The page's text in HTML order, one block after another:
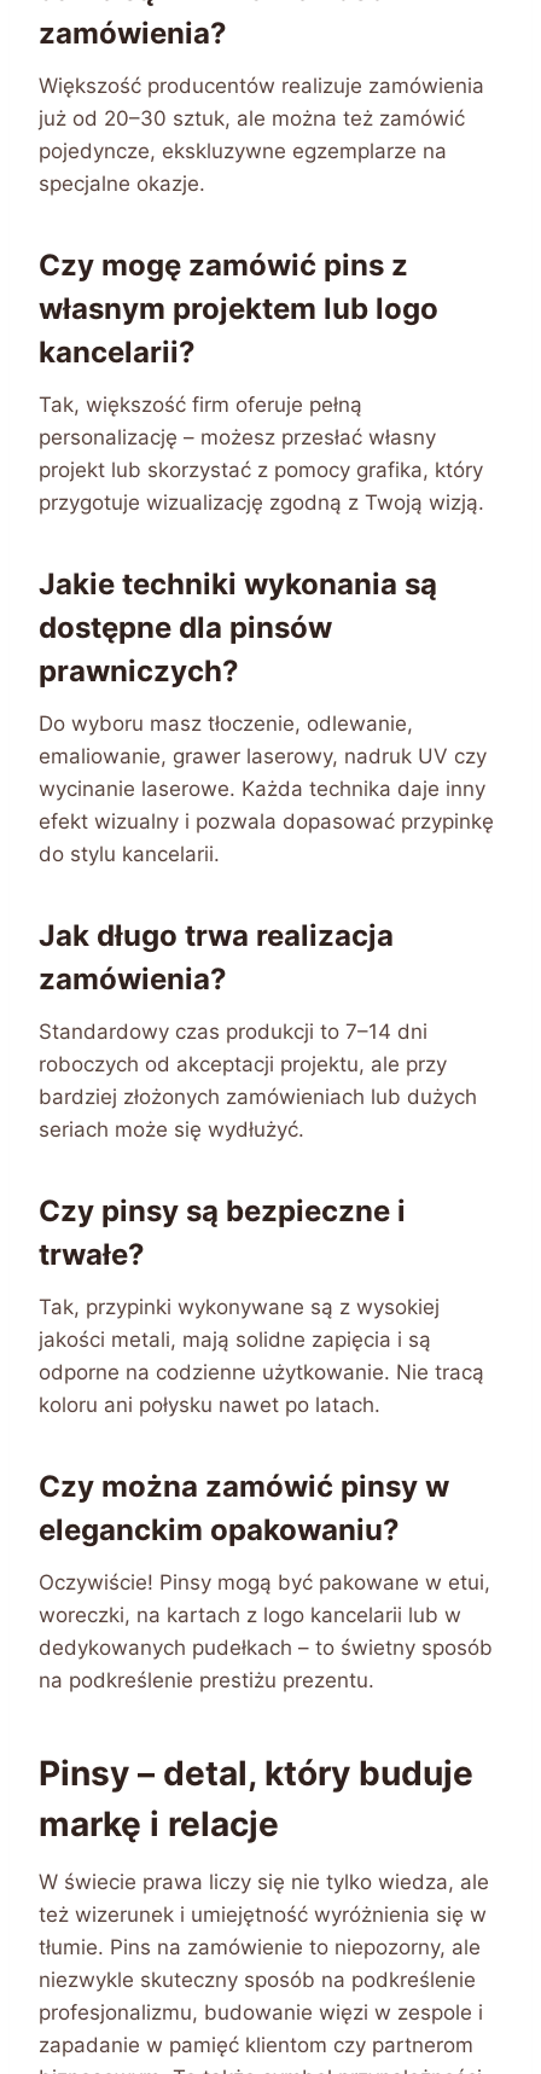
zamówienia?
Większość producentów realizuje zamówienia
już od 20–30 sztuk, ale można też zamówić
pojedyncze, ekskluzywne egzemplarze na
specjalne okazje.
Czy mogę zamówić pins z
własnym projektem lub logo
kancelarii?
Tak, większość firm oferuje pełną
personalizację – możesz przesłać własny
projekt lub skorzystać z pomocy grafika, który
przygotuje wizualizację zgodną z Twoją wizją.
Jakie techniki wykonania są
dostępne dla pinsów
prawniczych?
Do wyboru masz tłoczenie, odlewanie,
emaliowanie, grawer laserowy, nadruk UV czy
wycinanie laserowe. Każda technika daje inny
efekt wizualny i pozwala dopasować przypinkę
do stylu kancelarii.
Jak długo trwa realizacja
zamówienia?
Standardowy czas produkcji to 7–14 dni
roboczych od akceptacji projektu, ale przy
bardziej złożonych zamówieniach lub dużych
seriach może się wydłużyć.
Czy pinsy są bezpieczne i
trwałe?
Tak, przypinki wykonywane są z wysokiej
jakości metali, mają solidne zapięcia i są
odporne na codzienne użytkowanie. Nie tracą
koloru ani połysku nawet po latach.
Czy można zamówić pinsy w
eleganckim opakowaniu?
Oczywiście! Pinsy mogą być pakowane w etui,
woreczki, na kartach z logo kancelarii lub w
dedykowanych pudełkach – to świetny sposób
na podkreślenie prestiżu prezentu.
Pinsy – detal, który buduje
markę i relacje
W świecie prawa liczy się nie tylko wiedza, ale
też wizerunek i umiejętność wyróżnienia się w
tłumie. Pins na zamówienie to niepozorny, ale
niezwykle skuteczny sposób na podkreślenie
profesjonalizmu, budowanie więzi w zespole i
zapadanie w pamięć klientom czy partnerom